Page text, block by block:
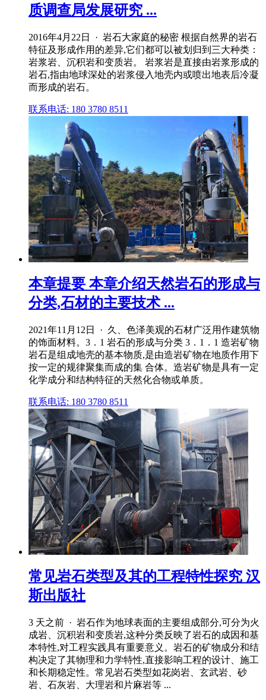
质调查局发展研究 ...
2016年4月22日 · 岩石大家庭的秘密 根据自然界的岩石
特征及形成作用的差异,它们都可以被划归到三大种类：
岩浆岩、沉积岩和变质岩。 岩浆岩是直接由岩浆形成的
岩石,指由地球深处的岩浆侵入地壳内或喷出地表后冷凝
而形成的岩石。
联系电话: 180 3780 8511
本章提要 本章介绍天然岩石的形成与
分类,石材的主要技术 ...
2021年11月12日 · 久、色泽美观的石材广泛用作建筑物
的饰面材料。3．1 岩石的形成与分类 3．1．1 造岩矿物
岩石是组成地壳的基本物质,是由造岩矿物在地质作用下
按一定的规律聚集而成的集 合体。造岩矿物是具有一定
化学成分和结构特征的天然化合物或单质。
联系电话: 180 3780 8511
常见岩石类型及其的工程特性探究 汉
斯出版社
3 天之前 · 岩石作为地球表面的主要组成部分,可分为火
成岩、沉积岩和变质岩,这种分类反映了岩石的成因和基
本特性,对工程实践具有重要意义。岩石的矿物成分和结
构决定了其物理和力学特性,直接影响工程的设计、施工
和长期稳定性。常见岩石类型如花岗岩、玄武岩、砂
岩、石灰岩、大理岩和片麻岩等 ...